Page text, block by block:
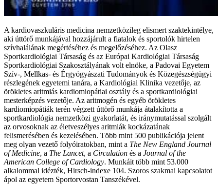
A kardiovaszkuláris medicina nemzetközileg elismert szaktekintélye,
aki úttörő munkájával hozzájárult a fiatalok és sportolók hirtelen
szívhalálának megértéséhez és megelőzéséhez. Az Olasz
Sportkardiológiai Társaság és az Európai Kardiológiai Társaság
Sportkardiológiai Szakosztályának volt elnöke, a Padovai Egyetem
Szív-, Mellkas- és Érgyógyászati Tudományok és Közegészségügyi
részlegének egyetemi tanára, a Kardiológiai Klinika vezetője, az
örökletes aritmiás kardiomiopátiai osztály és a sportkardiológiai
mesterképzés vezetője. Az aritmogén és egyéb örökletes
kardiomiopátiák terén végzett úttörő munkája átalakította a
sportkardiológia nemzetközi gyakorlatát, és iránymutatással szolgált
az orvosoknak az életveszélyes aritmiák kockázatának
felismerésében és kezelésében. Több mint 500 publikációja jelent
meg olyan vezető folyóiratokban, mint a The New England Journal
of Medicine, a The Lancet, a Circulation és a Journal of the
American College of Cardiology. Munkáit több mint 53.000
alkalommal idézték, Hirsch-indexe 104. Szoros szakmai kapcsolatot
ápol az egyetem Sportorvostan Tanszékével.